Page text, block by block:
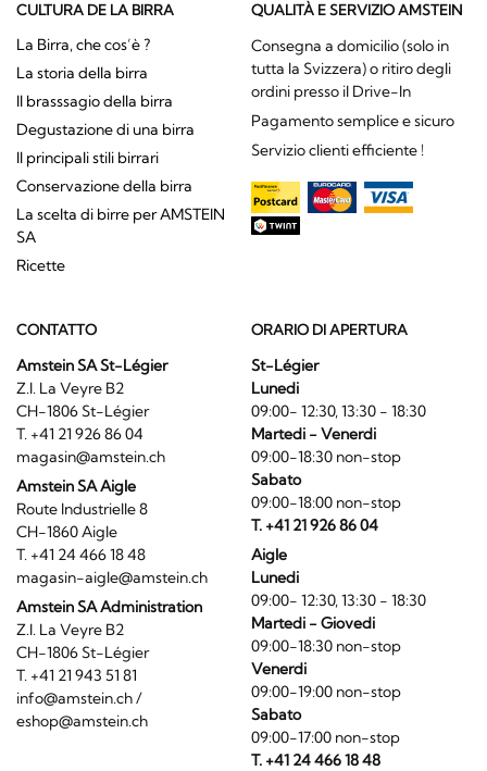
CULTURA DE LA BIRRA
La Birra, che cos’è ?
La storia della birra
Il brasssagio della birra
Degustazione di una birra
Il principali stili birrari
Conservazione della birra
La scelta di birre per AMSTEIN
SA
Ricette
QUALITÀ E SERVIZIO AMSTEIN
Consegna a domicilio (solo in
tutta la Svizzera) o ritiro degli
ordini presso il Drive-In
Pagamento semplice e sicuro
Servizio clienti efficiente !
CONTATTO
Amstein SA St-Légier
Z.I. La Veyre B2
CH-1806 St-Légier
T. +41 21 926 86 04
magasin@amstein.ch
Amstein SA Aigle
Route Industrielle 8
CH-1860 Aigle
T. +41 24 466 18 48
magasin-aigle@amstein.ch
Amstein SA Administration
Z.I. La Veyre B2
CH-1806 St-Légier
T. +41 21 943 51 81
info@amstein.ch/
eshop@amstein.ch
ORARIO DI APERTURA
St-Légier
Lunedi
09:00- 12:30, 13:30 - 18:30
Martedi - Venerdi
09:00-18:30 non-stop
Sabato
09:00-18:00 non-stop
T. +41 21 926 86 04
Aigle
Lunedi
09:00- 12:30, 13:30 - 18:30
Martedi - Giovedi
09:00-18:30 non-stop
Venerdi
09:00-19:00 non-stop
Sabato
09:00-17:00 non-stop
T. +41 24 466 18 48